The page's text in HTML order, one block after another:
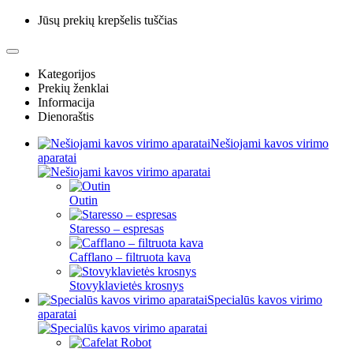
Jūsų prekių krepšelis tuščias
Kategorijos
Prekių ženklai
Informacija
Dienoraštis
Nešiojami kavos virimo
aparatai
Outin
Staresso – espresas
Cafflano – filtruota kava
Stovyklavietės krosnys
Specialūs kavos virimo
aparatai